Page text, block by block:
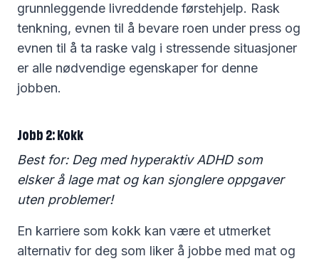
grunnleggende livreddende førstehjelp. Rask
tenkning, evnen til å bevare roen under press og
evnen til å ta raske valg i stressende situasjoner
er alle nødvendige egenskaper for denne
jobben.
Jobb 2: Kokk
Best for: Deg med hyperaktiv ADHD som
elsker å lage mat og kan sjonglere oppgaver
uten problemer!
En karriere som kokk kan være et utmerket
alternativ for deg som liker å jobbe med mat og